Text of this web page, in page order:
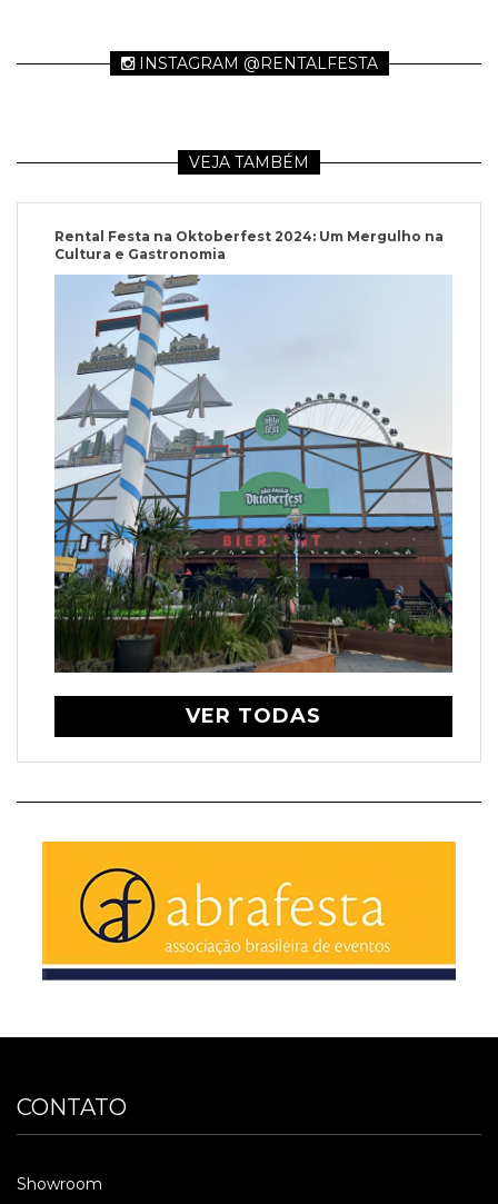
INSTAGRAM @RENTALFESTA
VEJA TAMBÉM
Rental Festa na Oktoberfest 2024: Um Mergulho na
Cultura e Gastronomia
VER TODAS
CONTATO
Showroom